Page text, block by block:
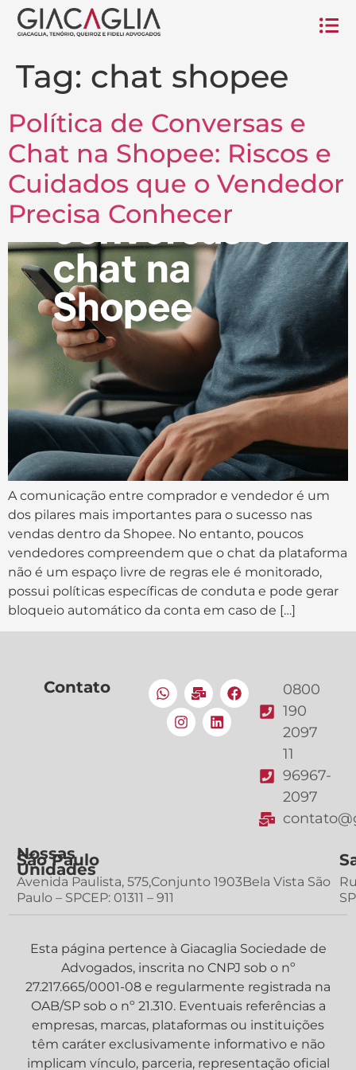
Tag: chat shopee
Política de Conversas e
Chat na Shopee: Riscos e
Cuidados que o Vendedor
Precisa Conhecer
A comunicação entre comprador e vendedor é um
dos pilares mais importantes para o sucesso nas
vendas dentro da Shopee. No entanto, poucos
vendedores compreendem que o chat da plataforma
não é um espaço livre de regras ele é monitorado,
possui políticas específicas de conduta e pode gerar
bloqueio automático da conta em caso de […]
Contato
0800
190
2097
11
96967-
2097
Nossas
Unidades
São Paulo
Avenida Paulista, 575,Conjunto 1903Bela Vista São
Paulo – SPCEP: 01311 – 911
Esta página pertence à Giacaglia Sociedade de
Advogados, inscrita no CNPJ sob o nº
27.217.665/0001-08 e regularmente registrada na
OAB/SP sob o nº 21.310. Eventuais referências a
empresas, marcas, plataformas ou instituições
têm caráter exclusivamente informativo e não
implicam vínculo, parceria, representação oficial